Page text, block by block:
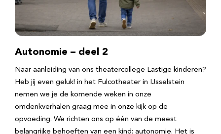
Autonomie – deel 2
Naar aanleiding van ons theatercollege Lastige kinderen?
Heb jij even geluk! in het Fulcotheater in IJsselstein
nemen we je de komende weken in onze
omdenkverhalen graag mee in onze kijk op de
opvoeding. We richten ons op één van de meest
belangrijke behoeften van een kind: autonomie. Het is